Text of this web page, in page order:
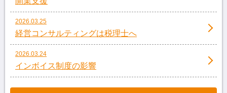
2026.03.25
経営コンサルティングは税理士へ
2026.03.24
インボイス制度の影響